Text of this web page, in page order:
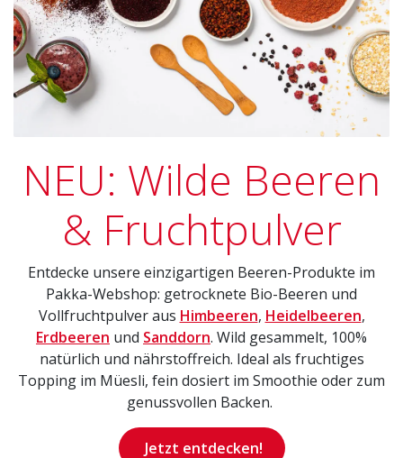
NEU: Wilde Beeren
& Fruchtpulver
Entdecke unsere einzigartigen Beeren-Produkte im
Pakka-Webshop: getrocknete Bio-Beeren und
Vollfruchtpulver aus Himbe​​eren, Heidelbeeren,
Erdbeeren und Sanddorn. Wild gesammelt, 100%
natürlich und nährstoffreich. Ideal als fruchtiges
Topping im Müesli, fein dosiert im Smoothie oder zum
genussvollen Backen.
Jetzt en​​​​tdecken!